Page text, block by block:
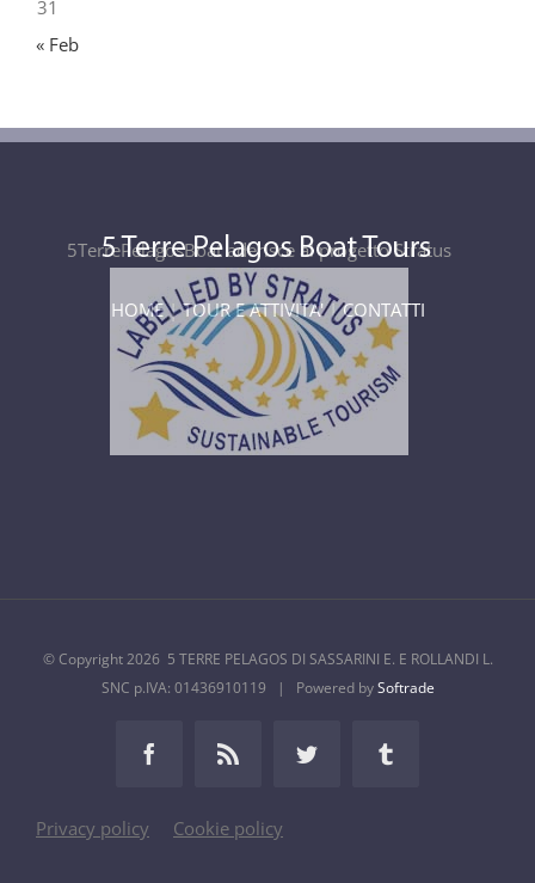
31
« Feb
HOME|TOUR E ATTIVITA'|CONTATTI
5TerrePelagosBoat aderisce al progetto Stratus
© Copyright2026 5 TERRE PELAGOS DI SASSARINI E. E ROLLANDI L.
SNC p.IVA: 01436910119 | Powered bySoftrade
FacebookRss Twitter Tumblr
Privacy policy Cookie policy